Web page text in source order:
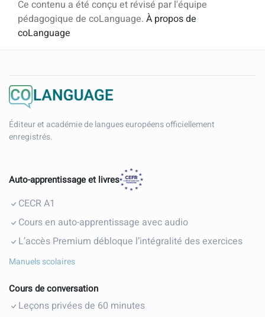
Ce contenu a été conçu et révisé par l'équipe
pédagogique de coLanguage. À propos de
coLanguage
Éditeur et académie de langues européens officiellement
enregistrés.
Auto-apprentissage et livres
CECR A1
Cours en auto-apprentissage avec audio
L’accès Premium débloque l’intégralité des exercices
Manuels scolaires
Cours de conversation
Leçons privées de 60 minutes